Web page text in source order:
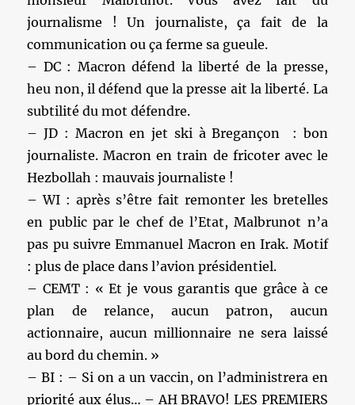
journalisme ! Un journaliste, ça fait de la
communication ou ça ferme sa gueule.
– DC : Macron défend la liberté de la presse,
heu non, il défend que la presse ait la liberté. La
subtilité du mot défendre.
– JD : Macron en jet ski à Bregançon : bon
journaliste. Macron en train de fricoter avec le
Hezbollah : mauvais journaliste !
– WI : après s’être fait remonter les bretelles
en public par le chef de l’Etat, Malbrunot n’a
pas pu suivre Emmanuel Macron en Irak. Motif
: plus de place dans l’avion présidentiel.
– CEMT : « Et je vous garantis que grâce à ce
plan de relance, aucun patron, aucun
actionnaire, aucun millionnaire ne sera laissé
au bord du chemin. »
– BI : – Si on a un vaccin, on l’administrera en
priorité aux élus… – AH BRAVO! LES PREMIERS